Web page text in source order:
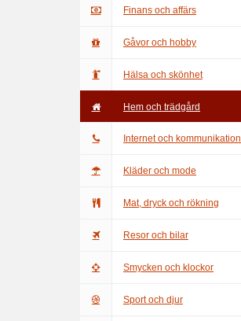
Finans och affärs
Gåvor och hobby
Hälsa och skönhet
Hem och trädgård
Internet och kommunikation
Kläder och mode
Mat, dryck och rökning
Resor och bilar
Smycken och klockor
Sport och djur